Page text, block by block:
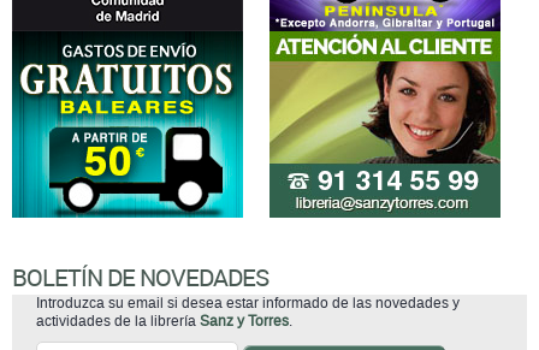
BOLETÍN DE NOVEDADES
Introduzca su email si desea estar informado de las novedades y
actividades de la librería Sanz y Torres.